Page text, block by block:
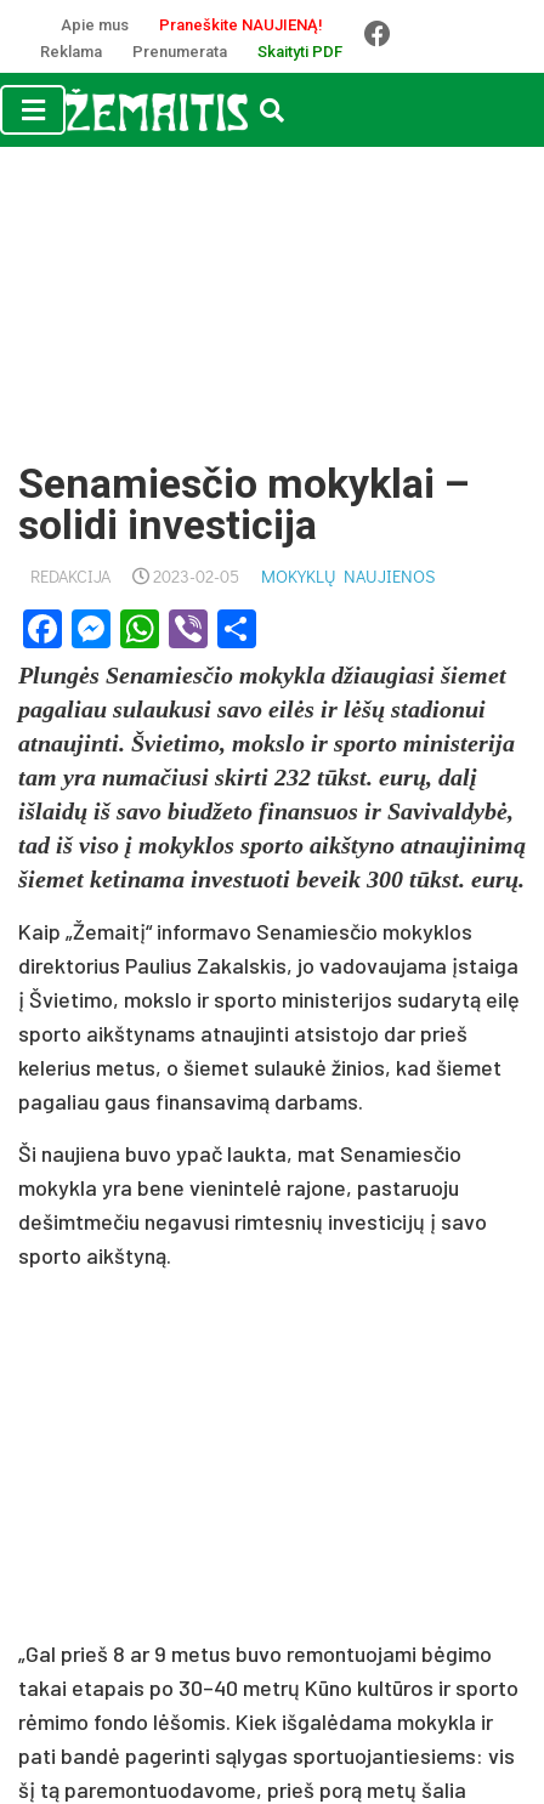
Apie mus
Praneškite NAUJIENĄ!
Reklama
Prenumerata Skaityti PDF
Senamiesčio mokyklai –
solidi investicija
REDAKCIJA 2023-02-05 MOKYKLŲ NAUJIENOS
Facebook
Messenger
WhatsApp
Viber
Plungės Senamiesčio mokykla džiaugiasi šiemet
pagaliau sulaukusi savo eilės ir lėšų stadionui
atnaujinti. Švietimo, mokslo ir sporto ministerija
tam yra numačiusi skirti 232 tūkst. eurų, dalį
išlaidų iš savo biudžeto finansuos ir Savivaldybė,
tad iš viso į mokyklos sporto aikštyno atnaujinimą
šiemet ketinama investuoti beveik 300 tūkst. eurų.
Kaip „Žemaitį“ informavo Senamiesčio mokyklos
direktorius Paulius Zakalskis, jo vadovaujama įstaiga
į Švietimo, mokslo ir sporto ministerijos sudarytą eilę
sporto aikštynams atnaujinti atsistojo dar prieš
kelerius metus, o šiemet sulaukė žinios, kad šiemet
pagaliau gaus finansavimą darbams.
Ši naujiena buvo ypač laukta, mat Senamiesčio
mokykla yra bene vienintelė rajone, pastaruoju
dešimtmečiu negavusi rimtesnių investicijų į savo
sporto aikštyną.
„Gal prieš 8 ar 9 metus buvo remontuojami bėgimo
takai etapais po 30–40 metrų Kūno kultūros ir sporto
rėmimo fondo lėšomis. Kiek išgalėdama mokykla ir
pati bandė pagerinti sąlygas sportuojantiesiems: vis
šį tą paremontuodavome, prieš porą metų šalia